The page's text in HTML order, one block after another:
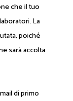
che il tuo
La
poiché
sarà accolta
di primo